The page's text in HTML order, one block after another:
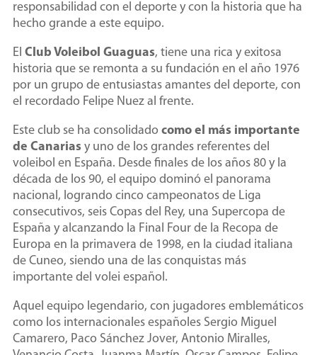
responsabilidad con el deporte y con la historia que ha
hecho grande a este equipo.
El Club Voleibol Guaguas, tiene una rica y exitosa
historia que se remonta a su fundación en el año 1976
por un grupo de entusiastas amantes del deporte, con
el recordado Felipe Nuez al frente.
Este club se ha consolidado como el más importante
de Canarias y uno de los grandes referentes del
voleibol en España. Desde finales de los años 80 y la
década de los 90, el equipo dominó el panorama
nacional, logrando cinco campeonatos de Liga
consecutivos, seis Copas del Rey, una Supercopa de
España y alcanzando la Final Four de la Recopa de
Europa en la primavera de 1998, en la ciudad italiana
de Cuneo, siendo una de las conquistas más
importante del volei español.
Aquel equipo legendario, con jugadores emblemáticos
como los internacionales españoles Sergio Miguel
Camarero, Paco Sánchez Jover, Antonio Miralles,